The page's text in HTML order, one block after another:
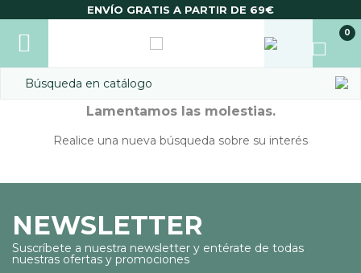
ENVÍO GRATIS A PARTIR DE 69€
0
Inicio Parafarmacia
Natural y dietética
Fitoterapia
Sistema digestivo
Sistema digestivo
Lamentamos las molestias.
Realice una nueva búsqueda sobre su interés
NEWSLETTER
Suscríbete a nuestra newsletter y entérate de todas
nuestras ofertas y promociones